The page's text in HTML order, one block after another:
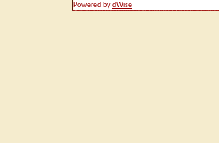
Powered bydWise